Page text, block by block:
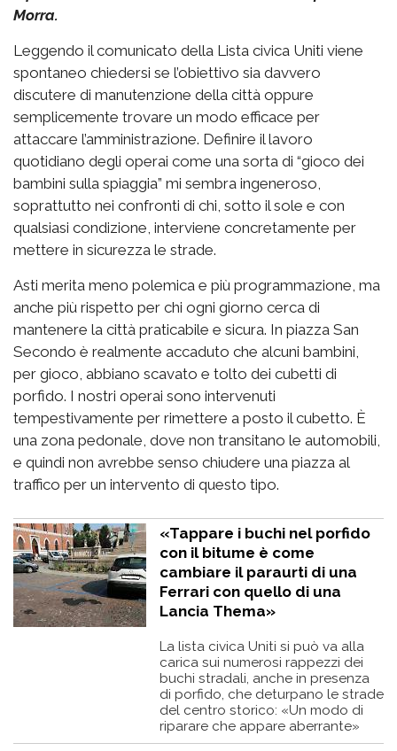
Morra.
Leggendo il comunicato della Lista civica Uniti viene
spontaneo chiedersi se l’obiettivo sia davvero
discutere di manutenzione della città oppure
semplicemente trovare un modo efficace per
attaccare l’amministrazione. Definire il lavoro
quotidiano degli operai come una sorta di “gioco dei
bambini sulla spiaggia” mi sembra ingeneroso,
soprattutto nei confronti di chi, sotto il sole e con
qualsiasi condizione, interviene concretamente per
mettere in sicurezza le strade.
Asti merita meno polemica e più programmazione, ma
anche più rispetto per chi ogni giorno cerca di
mantenere la città praticabile e sicura. In piazza San
Secondo è realmente accaduto che alcuni bambini,
per gioco, abbiano scavato e tolto dei cubetti di
porfido. I nostri operai sono intervenuti
tempestivamente per rimettere a posto il cubetto. È
una zona pedonale, dove non transitano le automobili,
e quindi non avrebbe senso chiudere una piazza al
traffico per un intervento di questo tipo.
«Tappare i buchi nel porfido
con il bitume è come
cambiare il paraurti di una
Ferrari con quello di una
Lancia Thema»
La lista civica Uniti si può va alla
carica sui numerosi rappezzi dei
buchi stradali, anche in presenza
di porfido, che deturpano le strade
del centro storico: «Un modo di
riparare che appare aberrante»